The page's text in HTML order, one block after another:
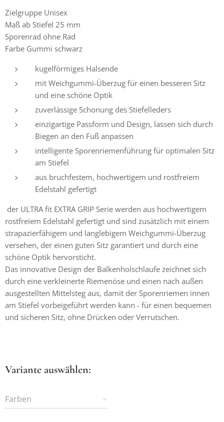
Zielgruppe Unisex
Maß ab Stiefel 25 mm
Sporenrad ohne Rad
Farbe Gummi schwarz
kugelförmiges Halsende
mit Weichgummi-Überzug für einen besseren Sitz
und eine schöne Optik
zuverlässige Schonung des Stiefelleders
einzigartige Passform und Design, lassen sich durch
Biegen an den Fuß anpassen
intelligente Sporenriemenführung für optimalen Sitz
am Stiefel
aus bruchfestem, hochwertigem und rostfreiem
Edelstahl gefertigt
der ULTRA fit EXTRA GRIP Serie werden aus hochwertigem
rostfreiem Edelstahl gefertigt und sind zusätzlich mit einem
strapazierfähigem und langlebigem Weichgummi-Überzug
versehen, der einen guten Sitz garantiert und durch eine
schöne Optik hervorsticht.
Das innovative Design der Balkenholschlaufe zeichnet sich
durch eine verkleinerte Riemenöse und einen nach außen
ausgestellten Mittelsteg aus, damit der Sporenriemen innen
am Stiefel vorbeigeführt werden kann - für einen bequemen
und sicheren Sitz, ohne Drücken oder Verrutschen.
Variante auswählen:
Farben